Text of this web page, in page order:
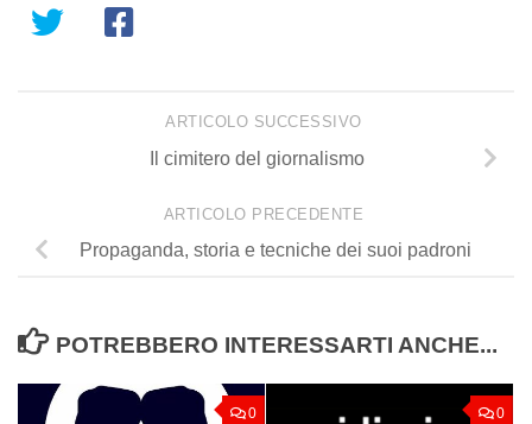
ARTICOLO SUCCESSIVO
Il cimitero del giornalismo
ARTICOLO PRECEDENTE
Propaganda, storia e tecniche dei suoi padroni
POTREBBERO INTERESSARTI ANCHE...
0 0